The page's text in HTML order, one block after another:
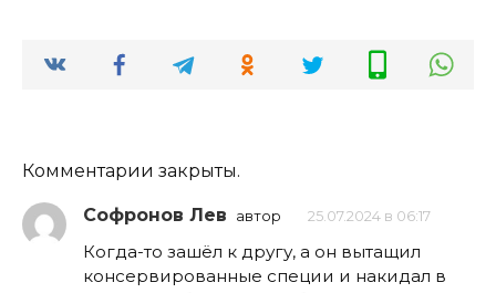
Комментарии закрыты.
Софронов Лев автор 25.07.2024 в 06:17
Когда-то зашёл к другу, а он вытащил
консервированные специи и накидал в